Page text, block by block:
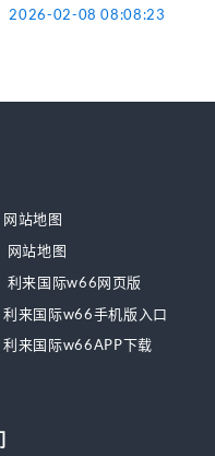
2026-02-08 08:08:23
网站地图
网站地图
利来国际w66网页版
利来国际w66手机版入口
利来国际w66APP下载